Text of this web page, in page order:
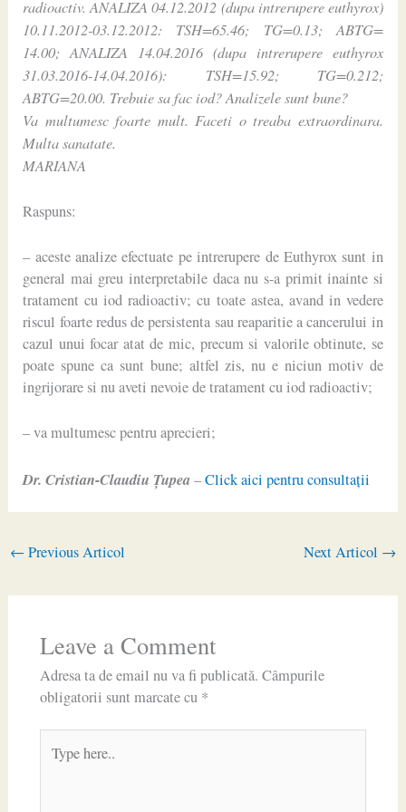
radioactiv. ANALIZA 04.12.2012 (dupa intrerupere euthyrox)
10.11.2012-03.12.2012: TSH=65.46; TG=0.13; ABTG=
14.00; ANALIZA 14.04.2016 (dupa intrerupere euthyrox
31.03.2016-14.04.2016): TSH=15.92; TG=0.212;
ABTG=20.00. Trebuie sa fac iod? Analizele sunt bune?
Va multumesc foarte mult. Faceti o treaba extraordinara.
Multa sanatate.
MARIANA
Raspuns:
– aceste analize efectuate pe intrerupere de Euthyrox sunt in
general mai greu interpretabile daca nu s-a primit inainte si
tratament cu iod radioactiv; cu toate astea, avand in vedere
riscul foarte redus de persistenta sau reaparitie a cancerului in
cazul unui focar atat de mic, precum si valorile obtinute, se
poate spune ca sunt bune; altfel zis, nu e niciun motiv de
ingrijorare si nu aveti nevoie de tratament cu iod radioactiv;
– va multumesc pentru aprecieri;
Dr. Cristian-Claudiu Ţupea–Click aici pentru consultaţii
← Previous Articol Next Articol →
Leave a Comment
Adresa ta de email nu va fi publicată. Câmpurile
obligatorii sunt marcate cu *
here..